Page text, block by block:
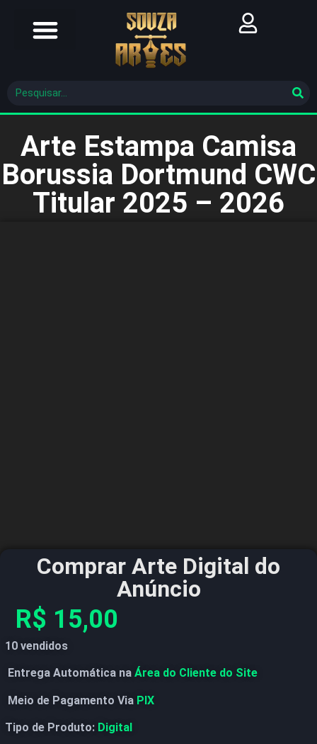
Arte Estampa Camisa
Borussia Dortmund CWC
Titular 2025 – 2026
Comprar Arte Digital do
Anúncio
R$ 15,00
10 vendidos
Entrega Automática na Área do Cliente do Site
Meio de Pagamento Via PIX
Tipo de Produto: Digital